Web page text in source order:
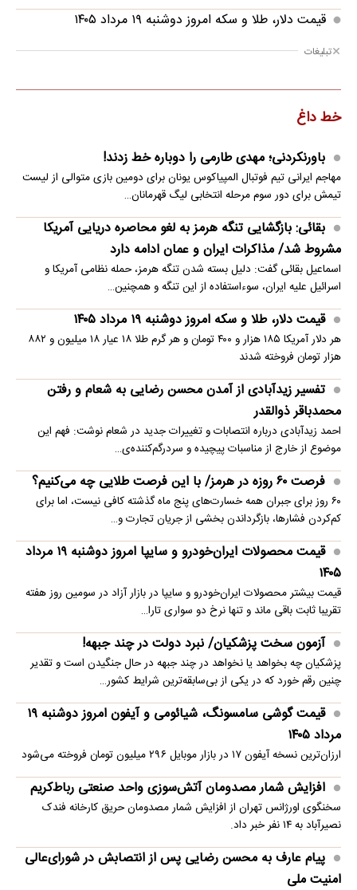
قیمت دلار، طلا و سکه امروز دوشنبه ۱۹ مرداد ۱۴۰۵
تبلیغات
خط داغ
باورنکردنی؛ مهدی طارمی را دوباره خط زدند!
مهاجم ایرانی تیم فوتبال المپیاکوس یونان برای دومین بازی متوالی از لیست
تیمش برای دور سوم مرحله انتخابی لیگ قهرمانان…
بقائی: بازگشایی تنگه هرمز به لغو محاصره دریایی آمریکا
مشروط شد/ مذاکرات ایران و عمان ادامه دارد
اسماعیل بقائی گفت: دلیل بسته شدن تنگه هرمز، حمله نظامی آمریکا و
اسرائیل علیه ایران، سوءاستفاده از این تنگه و همچنین…
قیمت دلار، طلا و سکه امروز دوشنبه ۱۹ مرداد ۱۴۰۵
هر دلار آمریکا ۱۸۵ هزار و ۴۰۰ تومان و هر گرم طلا ۱۸ عیار ۱۸ میلیون و ۸۸۲
هزار تومان فروخته شدند
تفسیر زیدآبادی از آمدن محسن رضایی به شعام و رفتن
محمدباقر ذوالقدر
احمد زیدآبادی درباره انتصابات و تغییرات جدید در شعام نوشت: فهم این
موضوع از خارج از مناسبات پیچیده و سردرگم‌کننده‌ی…
فرصت ۶۰ روزه در هرمز/ با این فرصت طلایی چه می‌کنیم؟
۶۰ روز برای جبران همه خسارت‌های پنج ماه گذشته کافی نیست، اما برای
کم‌کردن فشارها، بازگرداندن بخشی از جریان تجارت و…
قیمت محصولات ایران‌خودرو و سایپا امروز دوشنبه ۱۹ مرداد
۱۴۰۵
قیمت بیشتر محصولات ایران‌خودرو و سایپا در بازار آزاد در سومین روز هفته
تقریبا ثابت باقی ماند و تنها نرخ دو سواری تارا…
آزمون سخت پزشکیان/ نبرد دولت در چند جبهه!
پزشکیان چه بخواهد یا نخواهد در چند جبهه در حال جنگیدن است و تقدیر
چنین رقم خورد که در یکی از بی‌سابقه‌ترین شرایط کشور…
قیمت گوشی سامسونگ، شیائومی و آیفون امروز دوشنبه ۱۹
مرداد ۱۴۰۵
ارزان‌ترین نسخه آیفون ۱۷ در بازار موبایل ۲۹۶ میلیون تومان فروخته می‌شود
افزایش شمار مصدومان آتش‌سوزی واحد صنعتی رباط‌کریم
سخنگوی اورژانس تهران از افزایش شمار مصدومان حریق کارخانه فندک
نصیرآباد به ۱۴ نفر خبر داد.
پیام عارف به محسن رضایی پس از انتصابش در شورای‌عالی
امنیت ملی